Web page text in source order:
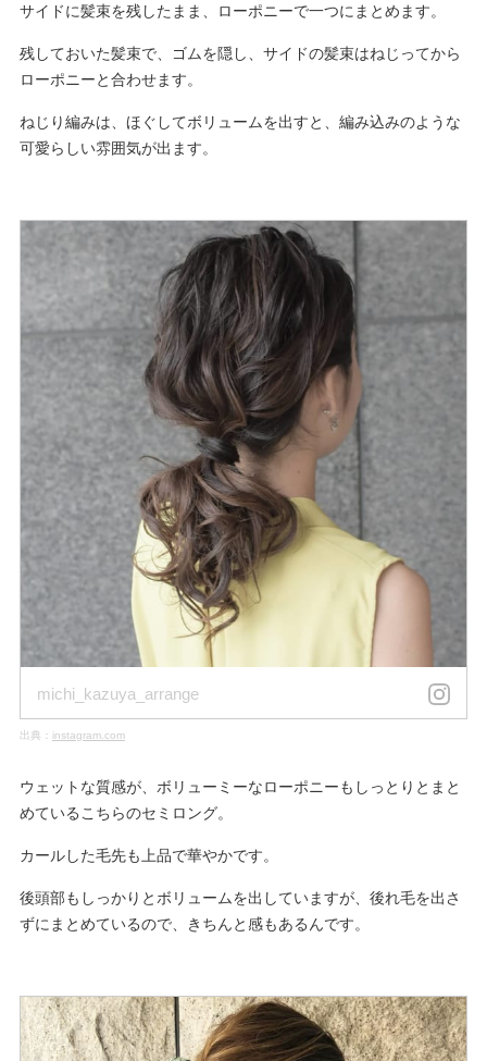
サイドに髪束を残したまま、ローポニーで一つにまとめます。
残しておいた髪束で、ゴムを隠し、サイドの髪束はねじってから
ローポニーと合わせます。
ねじり編みは、ほぐしてボリュームを出すと、編み込みのような
可愛らしい雰囲気が出ます。
michi_kazuya_arrange
出典： instagram.com
ウェットな質感が、ボリューミーなローポニーもしっとりとまと
めているこちらのセミロング。
カールした毛先も上品で華やかです。
後頭部もしっかりとボリュームを出していますが、後れ毛を出さ
ずにまとめているので、きちんと感もあるんです。